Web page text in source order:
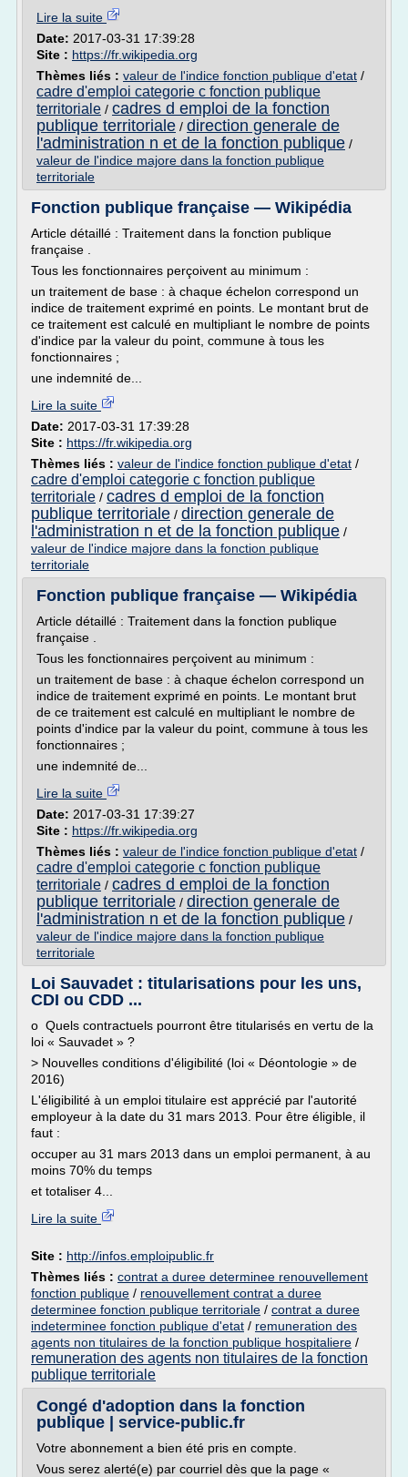
Lire la suite
Date: 2017-03-31 17:39:28
Site : https://fr.wikipedia.org
Thèmes liés : valeur de l'indice fonction publique d'etat /
cadre d'emploi categorie c fonction publique
territoriale / cadres d emploi de la fonction
publique territoriale / direction generale de
l'administration n et de la fonction publique /
valeur de l'indice majore dans la fonction publique
territoriale
Fonction publique française — Wikipédia
Article détaillé : Traitement dans la fonction publique
française .
Tous les fonctionnaires perçoivent au minimum :
un traitement de base : à chaque échelon correspond un
indice de traitement exprimé en points. Le montant brut de
ce traitement est calculé en multipliant le nombre de points
d'indice par la valeur du point, commune à tous les
fonctionnaires ;
une indemnité de...
Lire la suite
Date: 2017-03-31 17:39:28
Site : https://fr.wikipedia.org
Thèmes liés : valeur de l'indice fonction publique d'etat /
cadre d'emploi categorie c fonction publique
territoriale / cadres d emploi de la fonction
publique territoriale / direction generale de
l'administration n et de la fonction publique /
valeur de l'indice majore dans la fonction publique
territoriale
Fonction publique française — Wikipédia
Article détaillé : Traitement dans la fonction publique
française .
Tous les fonctionnaires perçoivent au minimum :
un traitement de base : à chaque échelon correspond un
indice de traitement exprimé en points. Le montant brut
de ce traitement est calculé en multipliant le nombre de
points d'indice par la valeur du point, commune à tous les
fonctionnaires ;
une indemnité de...
Lire la suite
Date: 2017-03-31 17:39:27
Site : https://fr.wikipedia.org
Thèmes liés : valeur de l'indice fonction publique d'etat /
cadre d'emploi categorie c fonction publique
territoriale / cadres d emploi de la fonction
publique territoriale / direction generale de
l'administration n et de la fonction publique /
valeur de l'indice majore dans la fonction publique
territoriale
Loi Sauvadet : titularisations pour les uns,
CDI ou CDD ...
o Quels contractuels pourront être titularisés en vertu de la
loi « Sauvadet » ?
> Nouvelles conditions d'éligibilité (loi « Déontologie » de
2016)
L'éligibilité à un emploi titulaire est apprécié par l'autorité
employeur à la date du 31 mars 2013. Pour être éligible, il
faut :
occuper au 31 mars 2013 dans un emploi permanent, à au
moins 70% du temps
et totaliser 4...
Lire la suite
Site : http://infos.emploipublic.fr
Thèmes liés : contrat a duree determinee renouvellement
fonction publique / renouvellement contrat a duree
determinee fonction publique territoriale / contrat a duree
indeterminee fonction publique d'etat / remuneration des
agents non titulaires de la fonction publique hospitaliere /
remuneration des agents non titulaires de la fonction
publique territoriale
Congé d'adoption dans la fonction
publique | service-public.fr
Votre abonnement a bien été pris en compte.
Vous serez alerté(e) par courriel dès que la page «